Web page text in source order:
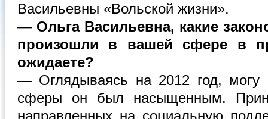
Васильевны «Вольской жизни».
— Ольга Васильевна, какие
произошли в вашей сфере в
ожидаете?
— Оглядываясь на 2012 год, могу
сферы он был насыщенным.